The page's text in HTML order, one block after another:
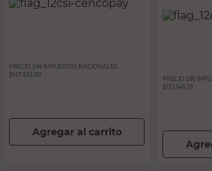
PRECIO SIN IMPUESTOS NACIONALES:
$147.933,89
Agregar al carrito
PRECIO SIN
$132.148,77